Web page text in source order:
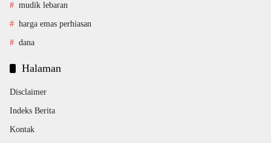
mudik lebaran
harga emas perhiasan
dana
Halaman
Disclaimer
Indeks Berita
Kontak